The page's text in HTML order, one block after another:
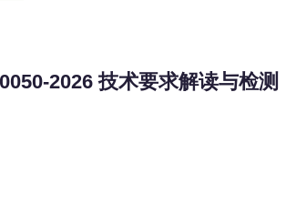
环境风险评价
2026 技术要求解读与检测